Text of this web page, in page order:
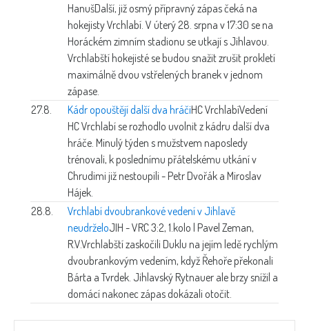
HanušDalší, již osmý přípravný zápas čeká na
hokejisty Vrchlabí. V úterý 28. srpna v 17:30 se na
Horáckém zimním stadionu se utkají s Jihlavou.
Vrchlabští hokejisté se budou snažit zrušit prokletí
maximálně dvou vstřelených branek v jednom
zápase.
27.8.
Kádr opouštějí další dva hráčiHC VrchlabíVedení
HC Vrchlabí se rozhodlo uvolnit z kádru další dva
hráče. Minulý týden s mužstvem naposledy
trénovali, k poslednímu přátelskému utkání v
Chrudimi již nestoupili - Petr Dvořák a Miroslav
Hájek.
28.8.
Vrchlabí dvoubrankové vedení v Jihlavě
neudrželoJIH - VRC 3:2, 1.kolo | Pavel Zeman,
R.V.Vrchlabští zaskočili Duklu na jejím ledě rychlým
dvoubrankovým vedením, když Řehoře překonali
Bárta a Tvrdek. Jihlavský Rytnauer ale brzy snížil a
domácí nakonec zápas dokázali otočit.